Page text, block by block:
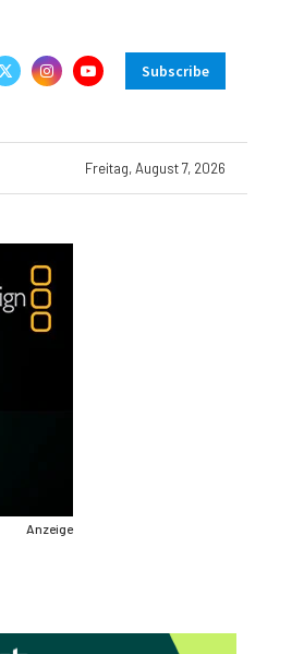
Subscribe
Freitag, August 7, 2026
Anzeige